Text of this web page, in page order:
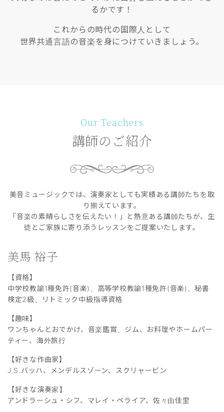
るかです！
これからの時代の国際人として
世界共通言語の音楽を身につけていきましょう。
Our Teachers
講師のご紹介
美音ミュージックでは、演奏家としても実績ある講師たちを取
り揃えています。
「音楽の素晴らしさを伝えたい！」と熱意ある講師たちが、生
徒とご家族に寄り添うレッスンをご提案いたします。
美馬 裕子
【資格】
中学校教諭1種免許(音楽)、高等学校教諭1種免許(音楽)、秘書
検定2級、リトミック中級指導資格
【趣味】
ワンちゃんとおでかけ、音楽鑑賞、ジム、お料理やホームパー
ティー、海外旅行
【好きな作曲家】
J.S.バッハ、メンデルスゾーン、スクリャービン
【好きな演奏家】
アンドラーシュ・シフ、マレイ・ペライア、佐々由佳里